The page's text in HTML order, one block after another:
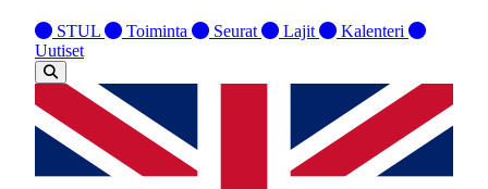
STUL Toiminta Seurat Lajit
Kalenteri
Uutiset